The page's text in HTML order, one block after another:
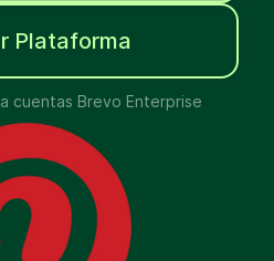
Plataforma
cuentas Brevo Enterprise